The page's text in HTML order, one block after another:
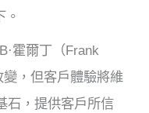
霍爾丁（Frank
，但客戶體驗將維
石，提供客戶所信